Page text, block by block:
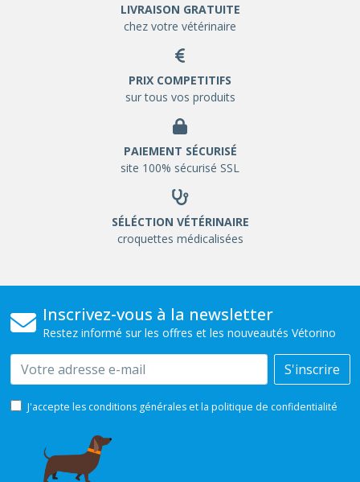
LIVRAISON GRATUITE
chez votre vétérinaire
PRIX COMPETITIFS
sur tous vos produits
PAIEMENT SÉCURISÉ
site 100% sécurisé SSL
SÉLÉCTION VÉTÉRINAIRE
croquettes médicalisées
Inscrivez-vous à la newsletter
Restez informé sur les offres et les nouveautés Vétorino
Email S'inscrire
J'accepte les conditions générales et la politique de confidentialité